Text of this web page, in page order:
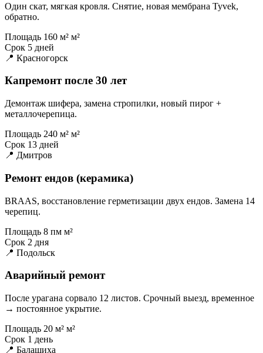
Один скат, мягкая кровля. Снятие, новая мембрана Tyvek,
обратно.
Площадь 160 м² м²
Срок 5 дней
📍 Красногорск
Капремонт после 30 лет
Демонтаж шифера, замена стропилки, новый пирог +
металлочерепица.
Площадь 240 м² м²
Срок 13 дней
📍 Дмитров
Ремонт ендов (керамика)
BRAAS, восстановление герметизации двух ендов. Замена 14
черепиц.
Площадь 8 пм м²
Срок 2 дня
📍 Подольск
Аварийный ремонт
После урагана сорвало 12 листов. Срочный выезд, временное
→ постоянное укрытие.
Площадь 20 м² м²
Срок 1 день
📍 Балашиха